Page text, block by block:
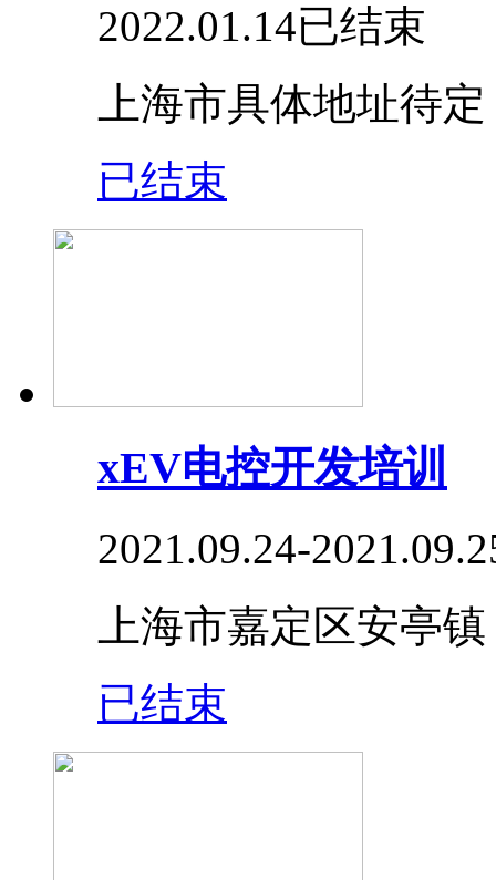
2022.01.14已结束
上海市具体地址待定
已结束
xEV电控开发培训
2021.09.24-
上海市嘉定区安亭镇
已结束